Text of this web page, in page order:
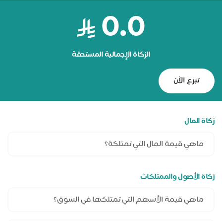
0.0
الزكاة الإجمالية المستحقة
تبرع الآن
زكاة المال
زكاة الأصول والممتلكات